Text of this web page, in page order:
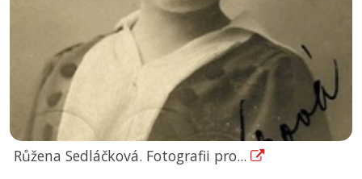
Růžena Sedláčková. Fotografii pro...